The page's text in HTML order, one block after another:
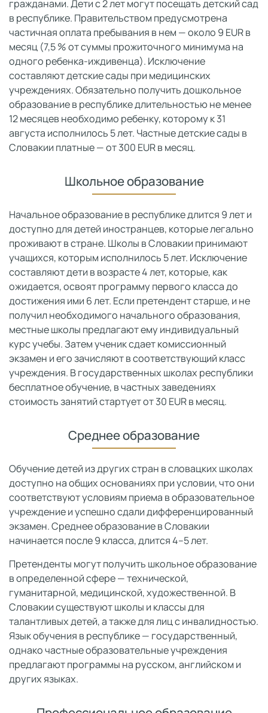
гражданами. Дети с 2 лет могут посещать детский сад
в республике. Правительством предусмотрена
частичная оплата пребывания в нем — около 9 EUR в
месяц (7,5 % от суммы прожиточного минимума на
одного ребенка-иждивенца). Исключение
составляют детские сады при медицинских
учреждениях. Обязательно получить дошкольное
образование в республике длительностью не менее
12 месяцев необходимо ребенку, которому к 31
августа исполнилось 5 лет. Частные детские сады в
Словакии платные — от 300 EUR в месяц.
Школьное образование
Начальное образование в республике длится 9 лет и
доступно для детей иностранцев, которые легально
проживают в стране. Школы в Словакии принимают
учащихся, которым исполнилось 5 лет. Исключение
составляют дети в возрасте 4 лет, которые, как
ожидается, освоят программу первого класса до
достижения ими 6 лет. Если претендент старше, и не
получил необходимого начального образования,
местные школы предлагают ему индивидуальный
курс учебы. Затем ученик сдает комиссионный
экзамен и его зачисляют в соответствующий класс
учреждения. В государственных школах республики
бесплатное обучение, в частных заведениях
стоимость занятий стартует от 30 EUR в месяц.
Среднее образование
Обучение детей из других стран в словацких школах
доступно на общих основаниях при условии, что они
соответствуют условиям приема в образовательное
учреждение и успешно сдали дифференцированный
экзамен. Среднее образование в Словакии
начинается после 9 класса, длится 4–5 лет.
Претенденты могут получить школьное образование
в определенной сфере — технической,
гуманитарной, медицинской, художественной. В
Словакии существуют школы и классы для
талантливых детей, а также для лиц с инвалидностью.
Язык обучения в республике — государственный,
однако частные образовательные учреждения
предлагают программы на русском, английском и
других языках.